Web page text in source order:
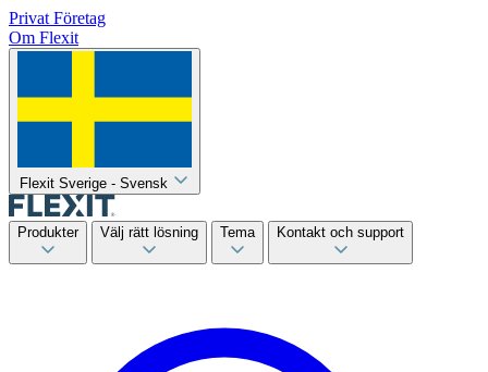
Privat Företag
Om Flexit
Flexit Sverige - Svensk
Produkter Välj rätt lösning Tema Kontakt och support